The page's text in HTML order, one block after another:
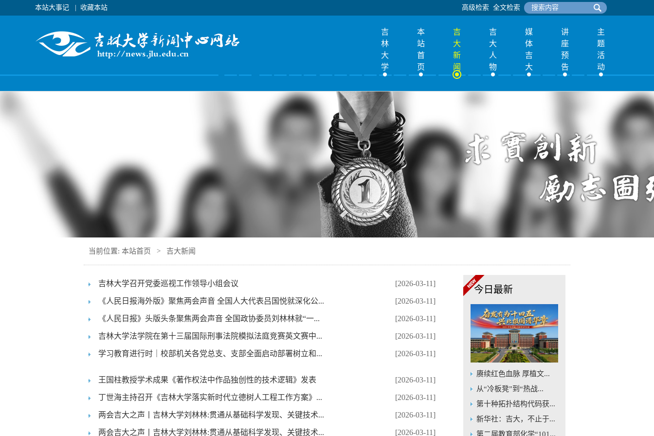
本站大事记 收藏本站 高级检索 全文检索
吉
林
大
学
本
站
首
页
吉
大
新
闻
吉
大
人
物
媒
体
吉
大
讲
座
预
告
主
题
活
动
当前位置: 本站首页 > 吉大新闻
吉林大学召开党委巡视工作领导小组会议 [2026-03-11]
《人民日报海外版》聚焦两会声音 全国人大代表吕国悦就深化公... [2026-03-11]
《人民日报》头版头条聚焦两会声音 全国政协委员刘林林就“一... [2026-03-11]
吉林大学法学院在第十三届国际刑事法院模拟法庭竞赛英文赛中... [2026-03-11]
学习教育进行时｜校部机关各党总支、支部全面启动部署树立和... [2026-03-11]
王国柱教授学术成果《著作权法中作品独创性的技术逻辑》发表 [2026-03-11]
丁世海主持召开《吉林大学落实新时代立德树人工程工作方案》... [2026-03-11]
两会吉大之声丨吉林大学刘林林:贯通从基础科学发现、关键技术... [2026-03-11]
两会吉大之声丨吉林大学刘林林:贯通从基础科学发现、关键技术... [2026-03-11]
今日最新
赓续红色血脉 厚植文...
从“冷板凳”到“热战...
第十种拓扑结构代码获...
新华社：吉大，不止于...
第二届教育部化学“101...